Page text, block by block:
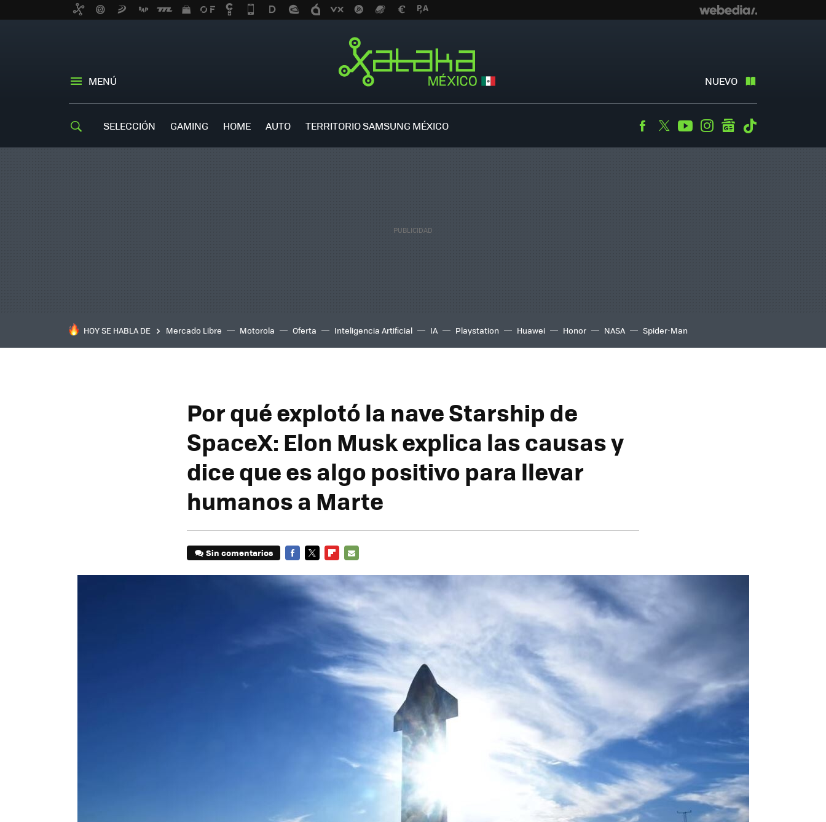
MENÚ NUEVO
SELECCIÓN GAMING HOME AUTO TERRITORIO SAMSUNG MÉXICO Facebook
TwitterYoutubeInstagramgooglenews
HOY SE HABLA DE Mercado Libre Motorola Oferta Inteligencia Artificial IA Playstation Huawei Honor NASA Spider-Man
Por qué explotó la nave Starship de
SpaceX: Elon Musk explica las causas y
dice que es algo positivo para llevar
humanos a Marte
Sin comentarios